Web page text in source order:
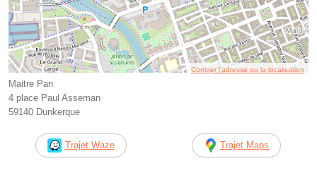
Corriger l’adresse ou la localisation
Maitre Pan
4 place Paul Asseman
59140 Dunkerque
Trajet Waze Trajet Maps